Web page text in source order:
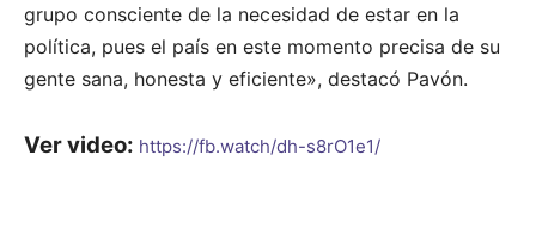
grupo consciente de la necesidad de estar en la
política, pues el país en este momento precisa de su
gente sana, honesta y eficiente», destacó Pavón.
Ver video: https://fb.watch/dh-s8rO1e1/